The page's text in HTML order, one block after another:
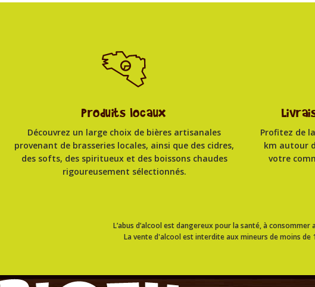
Produits locaux
Découvrez un large choix de bières artisanales
provenant de brasseries locales, ainsi que des cidres,
des softs, des spiritueux et des boissons chaudes
rigoureusement sélectionnés.
Profitez de
km autour
votre
L’abus d’alcool est dangereux pour la santé, à
La vente d'alcool est interdite aux mineurs de moins de